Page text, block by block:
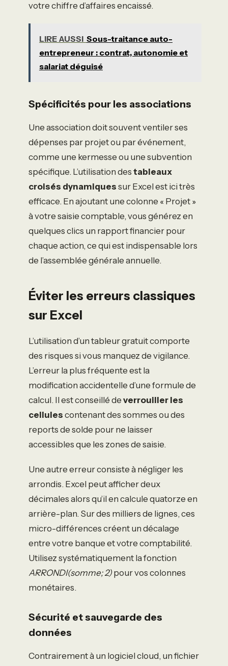
votre chiffre d’affaires encaissé.
LIRE AUSSI Sous-traitance auto-
entrepreneur : contrat, autonomie et
salariat déguisé
Spécificités pour les associations
Une association doit souvent ventiler ses
dépenses par projet ou par événement,
comme une kermesse ou une subvention
spécifique. L’utilisation des tableaux
croisés dynamiques sur Excel est ici très
efficace. En ajoutant une colonne « Projet »
à votre saisie comptable, vous générez en
quelques clics un rapport financier pour
chaque action, ce qui est indispensable lors
de l’assemblée générale annuelle.
Éviter les erreurs classiques
sur Excel
L’utilisation d’un tableur gratuit comporte
des risques si vous manquez de vigilance.
L’erreur la plus fréquente est la
modification accidentelle d’une formule de
calcul. Il est conseillé de verrouiller les
cellules contenant des sommes ou des
reports de solde pour ne laisser
accessibles que les zones de saisie.
Une autre erreur consiste à négliger les
arrondis. Excel peut afficher deux
décimales alors qu’il en calcule quatorze en
arrière-plan. Sur des milliers de lignes, ces
micro-différences créent un décalage
entre votre banque et votre comptabilité.
Utilisez systématiquement la fonction
ARRONDI(somme; 2)pour vos colonnes
monétaires.
Sécurité et sauvegarde des
données
Contrairement à un logiciel cloud, un fichier